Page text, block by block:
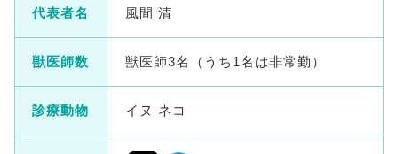
代表者名 風間 清
獣医師数 獣医師3名（うち1名は非常勤）
診療動物 イヌ ネコ